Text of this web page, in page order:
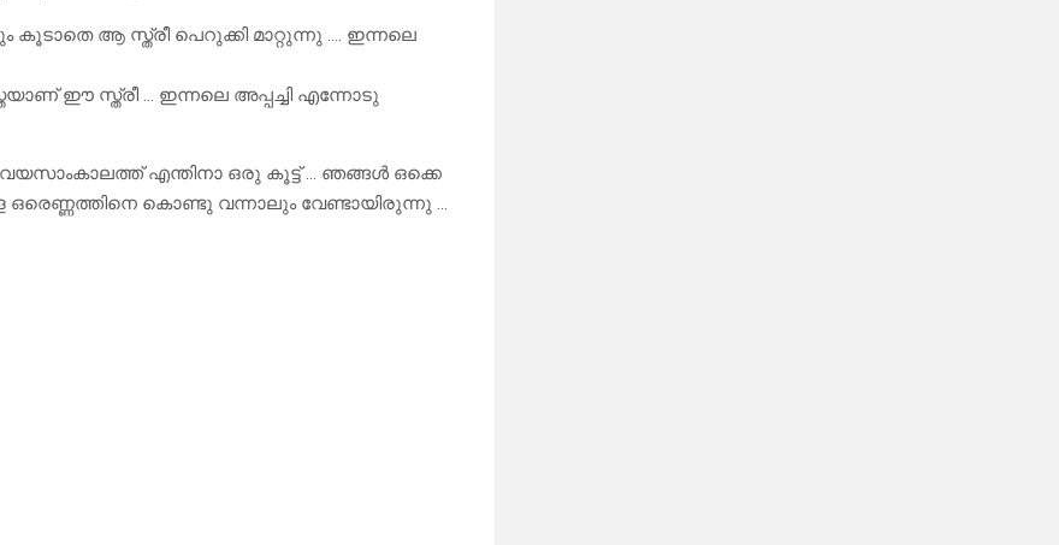
കൂടാതെ ആ സ്ത്രീ പെറുക്കി മാറ്റുന്നു …. ഇന്നലെ
ഈ സ്ത്രീ … ഇന്നലെ അപ്പച്ചി എന്നോടു
എന്തിനാ ഒരു കൂട്ട് … ഞങ്ങൾ ഒക്കെ
ഒരെണ്ണത്തിനെ കൊണ്ടു വന്നാലും വേണ്ടായിരുന്നു …